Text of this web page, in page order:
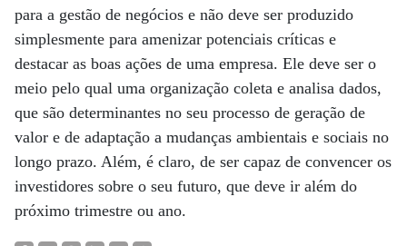
para a gestão de negócios e não deve ser produzido
simplesmente para amenizar potenciais críticas e
destacar as boas ações de uma empresa. Ele deve ser o
meio pelo qual uma organização coleta e analisa dados,
que são determinantes no seu processo de geração de
valor e de adaptação a mudanças ambientais e sociais no
longo prazo. Além, é claro, de ser capaz de convencer os
investidores sobre o seu futuro, que deve ir além do
próximo trimestre ou ano.